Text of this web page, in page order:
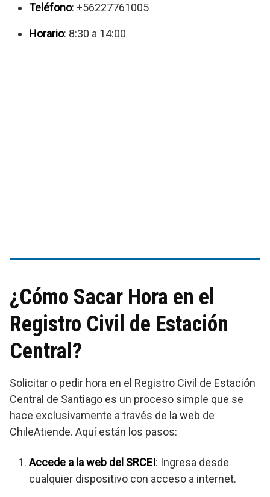
Teléfono: +56227761005
Horario: 8:30 a 14:00
¿Cómo Sacar Hora en el
Registro Civil de Estación
Central?
Solicitar o pedir hora en el Registro Civil de Estación
Central de Santiago es un proceso simple que se
hace exclusivamente a través de la web de
ChileAtiende. Aquí están los pasos:
Accede a la web del SRCEI: Ingresa desde
cualquier dispositivo con acceso a internet.